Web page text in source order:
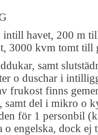
havet, 200 m
3000 kvm tomt till
samt
o duschar i
frukost finns
samt del i mikro o
för 1 personbil
o engelska, dock ej